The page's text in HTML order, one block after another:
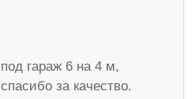
гараж 6 на 4 м,
за качество.